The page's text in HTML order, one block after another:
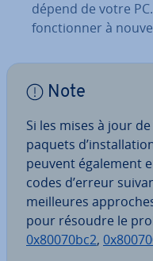
dépend de votre
fonc­tion­ner à
Note
Si les mises à jour
paquets
peuvent également
codes d’erreur
meil­leures
pour résoudre le
0x80070bc2,